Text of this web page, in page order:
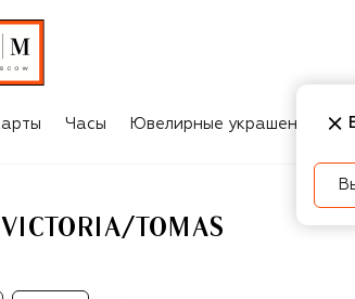
Часы Ювелирные украшения
TOMAS